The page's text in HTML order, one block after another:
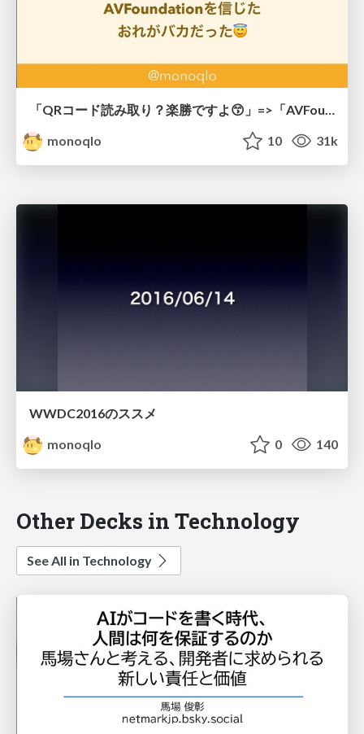
「QRコード読み取り？楽勝ですよ😙」=>「AVFoundationを信じたおれがバカだった😇」 / iOSDC 2018
monoqlo
10 31k
WWDC2016のススメ
monoqlo
0 140
Other Decks in Technology
See All in Technology